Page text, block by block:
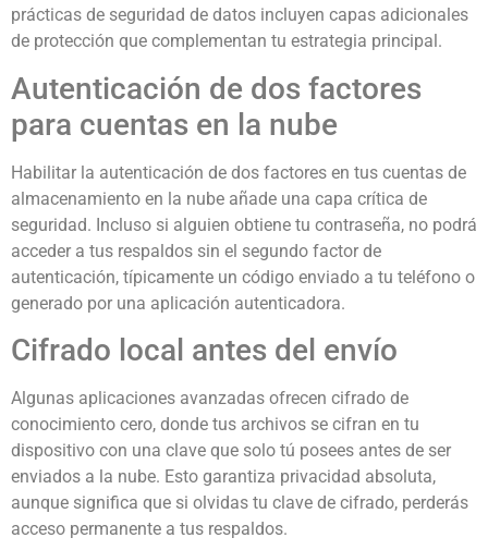
prácticas de seguridad de datos incluyen capas adicionales
de protección que complementan tu estrategia principal.
Autenticación de dos factores
para cuentas en la nube
Habilitar la autenticación de dos factores en tus cuentas de
almacenamiento en la nube añade una capa crítica de
seguridad. Incluso si alguien obtiene tu contraseña, no podrá
acceder a tus respaldos sin el segundo factor de
autenticación, típicamente un código enviado a tu teléfono o
generado por una aplicación autenticadora.
Cifrado local antes del envío
Algunas aplicaciones avanzadas ofrecen cifrado de
conocimiento cero, donde tus archivos se cifran en tu
dispositivo con una clave que solo tú posees antes de ser
enviados a la nube. Esto garantiza privacidad absoluta,
aunque significa que si olvidas tu clave de cifrado, perderás
acceso permanente a tus respaldos.